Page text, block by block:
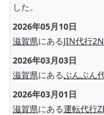
した。
2026年05月10日
滋賀県にあるJIN代行
2026年03月03日
滋賀県にあるぶんぶん
2026年03月01日
滋賀県にある運転代行